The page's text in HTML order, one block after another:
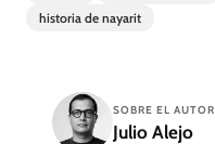
historia de nayarit
SOBRE EL AUTOR
Julio Alejo